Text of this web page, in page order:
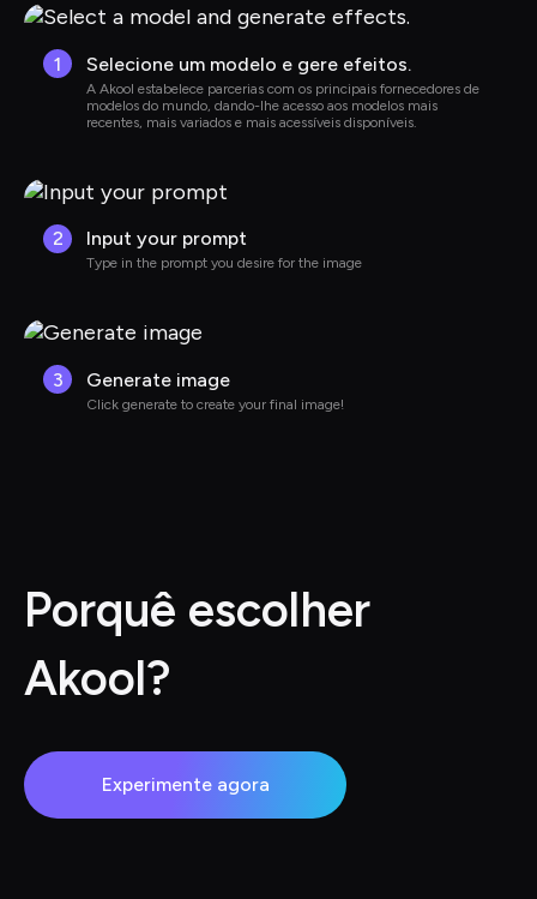
1 Selecione um modelo e gere efeitos.
A Akool estabelece parcerias com os principais fornecedores de
modelos do mundo, dando-lhe acesso aos modelos mais
recentes, mais variados e mais acessíveis disponíveis.
2 Input your prompt
Type in the prompt you desire for the image
3 Generate image
Click generate to create your final image!
Porquê escolher
Akool?
Experimente agora